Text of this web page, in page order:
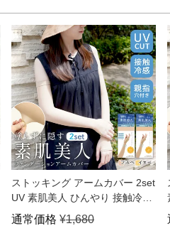
ストッキング アームカバー 2set
UV 素肌美人 ひんやり 接触冷感
極薄 …
通常価格 ¥1,680